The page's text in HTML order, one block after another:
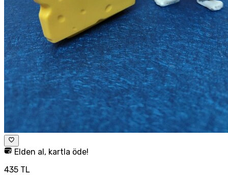
Elden al, kartla öde!
435 TL